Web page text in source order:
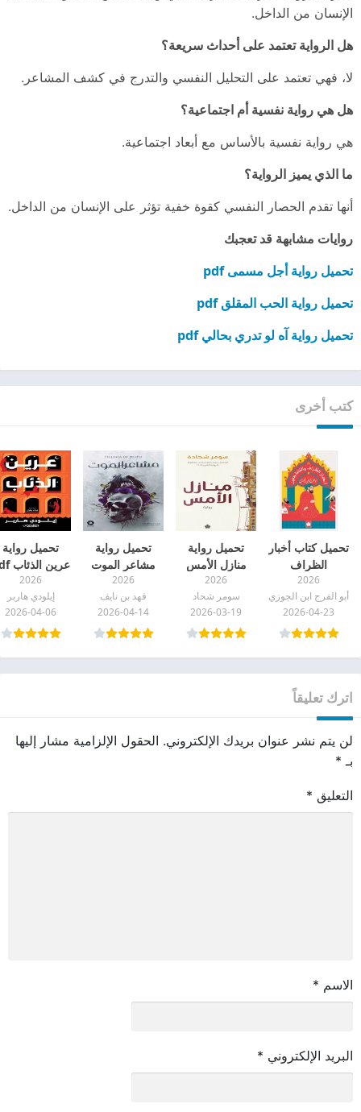
الإنسان من الداخل.
هل الرواية تعتمد على أحداث سريعة؟
لا، فهي تعتمد على التحليل النفسي والتدرج في كشف المشاعر.
هل هي رواية نفسية أم اجتماعية؟
هي رواية نفسية بالأساس مع أبعاد اجتماعية.
ما الذي يميز الرواية؟
أنها تقدم الحصار النفسي كقوة خفية تؤثر على الإنسان من الداخل.
روايات مشابهة قد تعجبك
تحميل رواية أجل مسمى pdf
تحميل رواية الحب المقلق pdf
تحميل رواية آه لو تدري بحالي pdf
كتب أخرى
تحميل كتاب أخبار
الظراف
والمتماجنين pdf
2026
أبو الفرج ابن الجوزي
2026-04-23
تحميل رواية
منازل الأمس
pdf
2026
سومر شحاد
2026-03-19
تحميل رواية
مشاعر الموت
pdf
2026
فهد بن نايف
2026-04-14
تحميل رواية
عرين الذئاب pdf
2026
إيلودي هاربر
2026-04-06
اترك تعليقاً
لن يتم نشر عنوان بريدك الإلكتروني. الحقول الإلزامية مشار إليها
بـ *
التعليق *
الاسم *
البريد الإلكتروني *